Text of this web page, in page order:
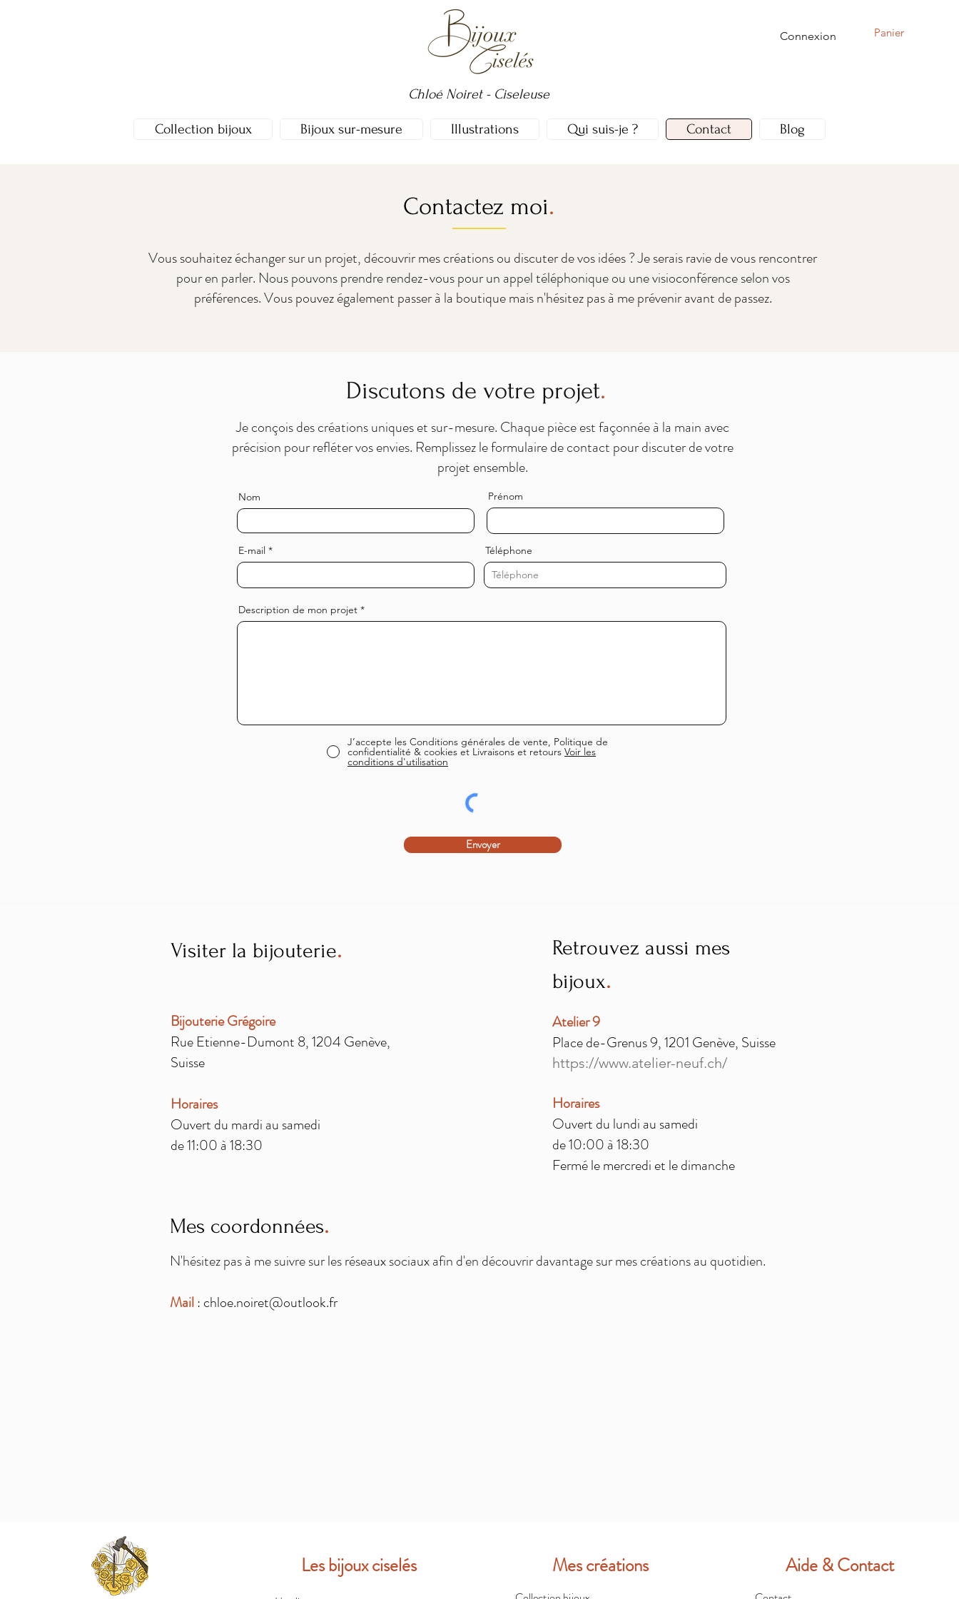
Panier
Connexion
Chloé Noiret - Ciseleuse
Collection bijoux Bijoux sur-mesure Illustrations Qui suis-je ? Contact Blog
Contactez moi.
Vous souhaitez échanger sur un projet, découvrir mes créations ou discuter de vos idées ? Je serais ravie de vous rencontrer
pour en parler. Nous pouvons prendre rendez-vous pour un appel téléphonique ou une visioconférence selon vos
préférences. Vous pouvez également passer à la boutique mais n'hésitez pas à me prévenir avant de passez.
Discutons de votre projet.
Je conçois des créations uniques et sur-mesure. Chaque pièce est façonnée à la main avec
précision pour refléter vos envies. Remplissez le formulaire de contact pour discuter de votre
projet ensemble.
Nom Prénom
E-mail Téléphone
Description de mon projet
J’accepte les Conditions générales de vente, Politique de
confidentialité & cookies et Livraisons et retours Voir les
conditions d'utilisation
Envoyer
Visiter la bijouterie.
Bijouterie Grégoire
Rue Etienne-Dumont 8, 1204 Genève,
Suisse
Horaires
Ouvert du mardi au samedi
de 11:00 à 18:30
Retrouvez aussi mes
bijoux.
Atelier 9
Place de-Grenus 9, 1201 Genève, Suisse
https://www.atelier-neuf.ch/
Horaires
Ouvert du lundi au samedi
de 10:00 à 18:30
Fermé le mercredi et le dimanche
Mes coordonnées.
N'hésitez pas à me suivre sur les réseaux sociaux afin d'en découvrir davantage sur mes créations au quotidien.
Mail : chloe.noiret@outlook.fr
Les bijoux ciselés Mes créations Aide & Contact